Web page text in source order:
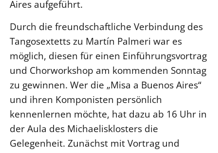
Aires aufgeführt.
Durch die freundschaftliche Verbindung des
Tangosextetts zu Martín Palmeri war es
möglich, diesen für einen Einführungsvortrag
und Chorworkshop am kommenden Sonntag
zu gewinnen. Wer die „Misa a Buenos Aires“
und ihren Komponisten persönlich
kennenlernen möchte, hat dazu ab 16 Uhr in
der Aula des Michaelisklosters die
Gelegenheit. Zunächst mit Vortrag und
Beschwerdestellen
Ephoralbüro
Finanzplanung
Fundraising
IT-Service
Corporate Design
Interventionsplan
Jahresgespräche
Kantine Speiseplan
Kirchliches Amtsblatt